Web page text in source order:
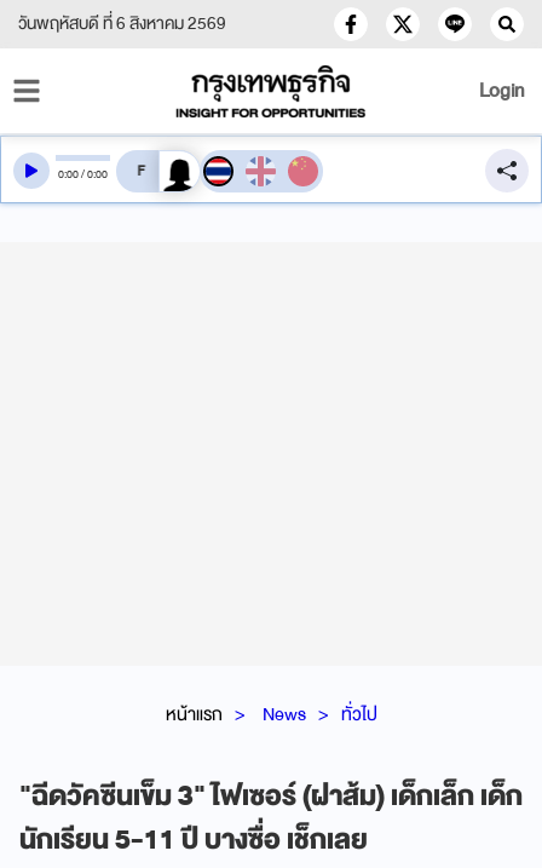
วันพฤหัสบดี ที่ 6 สิงหาคม 2569
Login
หน้าแรก News ทั่วไป
"ฉีดวัคซีนเข็ม 3" ไฟเซอร์ (ฝาส้ม) เด็กเล็ก เด็ก
นักเรียน 5-11 ปี บางซื่อ เช็กเลย
0:00/0:00 สลับเสียงอ่าน